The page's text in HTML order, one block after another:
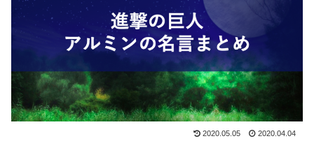
2020.05.05 2020.04.04